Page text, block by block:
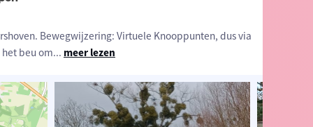
Bewegwijzering: Virtuele Knooppunten, dus via
beu om... meer lezen